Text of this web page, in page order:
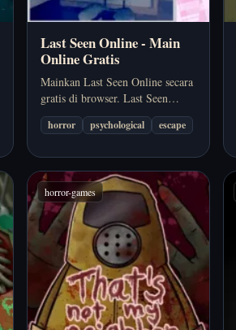
Last Seen Online - Main
Online Gratis
Mainkan Last Seen Online secara
gratis di browser. Last Seen
Online menekankan suasana, rasa
tidak pasti, dan tekanan
suka horor atmosferik.
horror psychological escape
horror-games